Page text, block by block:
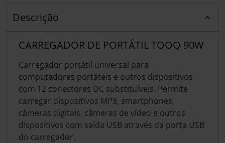
Descrição
CARREGADOR DE PORTÁTIL TOOQ 90W
Carregador portátil universal para
computadores portáteis e outros dispositivos
com 12 conectores DC substituíveis. Permite
carregar dispositivos MP3, smartphones,
câmeras digitais, câmeras de vídeo e outros
dispositivos com saída USB através da porta USB
do carregador.